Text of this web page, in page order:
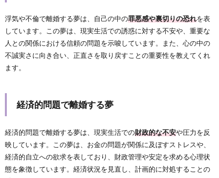
浮気や不倫で離婚する夢は、自己の中の罪悪感や裏切りの恐れを表
しています。この夢は、現実生活での誘惑に対する不安や、重要な
人との関係における信頼の問題を示唆しています。また、心の中の
不誠実さに向き合い、正直さを取り戻すことの重要性を教えてくれ
ます。
経済的問題で離婚する夢
経済的問題で離婚する夢は、現実生活での財政的な不安や圧力を反
映しています。この夢は、お金の問題が関係に及ぼすストレスや、
経済的自立への欲求を表しており、財政管理や安定を求める心理状
態を象徴しています。経済状況を見直し、計画的に対処することの